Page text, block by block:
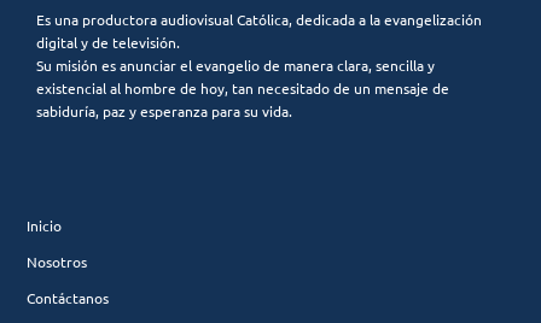
Es una productora audiovisual Católica, dedicada a la evangelización
digital y de televisión.
Su misión es anunciar el evangelio de manera clara, sencilla y
existencial al hombre de hoy, tan necesitado de un mensaje de
sabiduría, paz y esperanza para su vida.
Inicio
Nosotros
Contáctanos